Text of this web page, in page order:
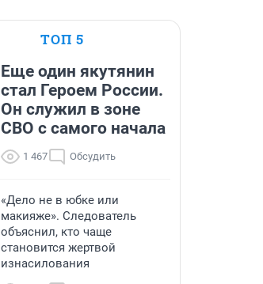
ТОП 5
Еще один якутянин
стал Героем России.
Он служил в зоне
СВО с самого начала
1 467 Обсудить
«Дело не в юбке или
макияже». Следователь
объяснил, кто чаще
становится жертвой
изнасилования